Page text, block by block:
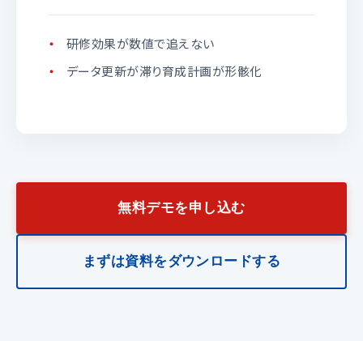
研修効果が数値で追えない
データ更新が滞り育成計画が形骸化
無料デモを申し込む
まずは資料をダウンロードする